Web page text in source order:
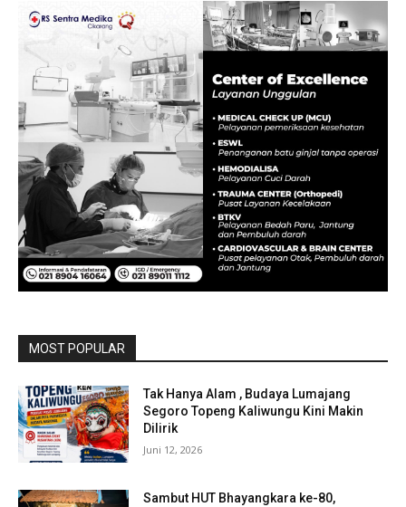
MOST POPULAR
Tak Hanya Alam , Budaya Lumajang
Segoro Topeng Kaliwungu Kini Makin
Dilirik
Juni 12, 2026
Sambut HUT Bhayangkara ke-80,